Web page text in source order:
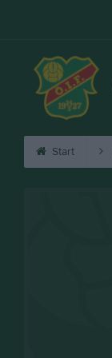
Start